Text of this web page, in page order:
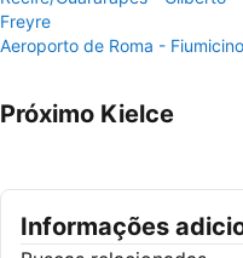
Freyre
Aeroporto de Roma - Fiumicino
Próximo Kielce
Informações